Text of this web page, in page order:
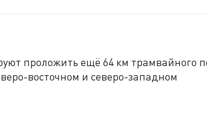
проложить ещё 64 км трамвайного
восточном и северо-западном